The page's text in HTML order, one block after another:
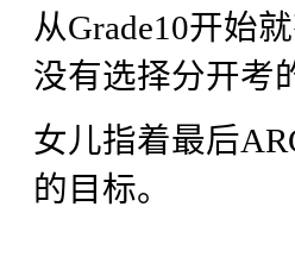
从Grade10开始
没有选择分开考
女儿指着最后
的目标。